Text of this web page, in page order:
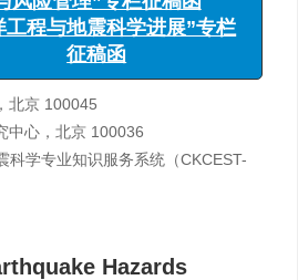
计划简介
崔满丰1
北京 100045
中心，北京 100036
科学专业知识服务系统（CKCEST-
Hazards
风险管理”专栏征稿函
工程与地震科学进展”专栏
征稿函